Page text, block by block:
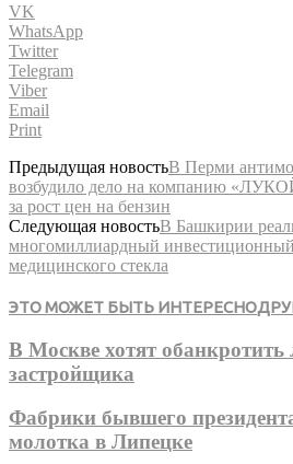
VK
WhatsApp
Twitter
Telegram
Viber
Email
Print
Предыдущая новостьВ Перми
возбудило дело на компанию
за рост цен на бензин
Следующая новостьВ Башкирии
многомиллиардный
медицинского стекла
ЭТО МОЖЕТ БЫТЬ ИНТЕРЕСНО
В Москве хотят обанкротить
застройщика
Фабрики бывшего
молотка в Липецке